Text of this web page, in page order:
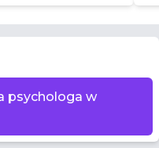
psychologa w